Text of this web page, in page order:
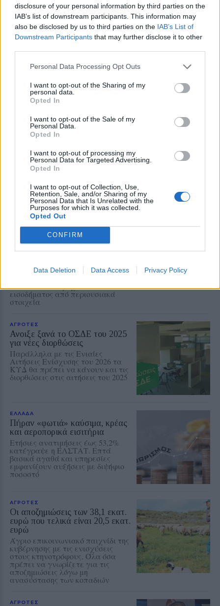
disclosure of your personal information by third parties on the
IAB’s list of downstream participants. This information may
also be disclosed by us to third parties on the IAB’s List of
Downstream Participants that may further disclose it to other
Personal Data Processing Opt Outs
I want to opt-out of the Sharing of my
personal data.
Opted In
I want to opt-out of the Sale of my
Personal Data.
Opted In
I want to opt-out of processing my
Personal Data for Targeted Advertising.
Opted In
I want to opt-out of Collection, Use,
Retention, Sale, and/or Sharing of my
Personal Data that Is Unrelated with the
Purposes for which it was collected.
Opted Out
CONFIRM
Data Deletion Data Access Privacy Policy
αιτήσεων
ΑΓΡΟΤΕΣ
Λέσβο
θανατώθηκαν ή πρόκειται να
θανατωθούν τις επόμενες ημέρες
ΡΕΠΟΡΤΑΖ ΑΓΟΡΑ
Πλημμύρισε από κόσμο η αγορά
Μουσική, προσφορές, δράσεις και
κεράσματα έδωσαν παλμό στο
κέντρο της πόλης – Μεγάλη ήταν η
συμμετοχή κατοίκων και
επισκεπτών
ΕΛΛΑΔΑ
Βουτιά έκανε το πραγματικό
εισόδημα των ελληνικών
νοικοκυριών
Μείωση 3,6% το πρώτο τρίμηνο του
21 χωρών μελών του ΟΟΣΑ.
κοινωνικών παροχών και του
εισοδήματος από περιουσιακά
στοιχεία
ΑΓΡΟΤΕΣ
Ανοιξε ξανά το ΟΣΔΕ του 2025
για νέες διορθώσεις
Παράλληλα με τις Ενιαίες
Αιτήσεις Ενίσχυσης του 2026 τα
ΚΥΔ θα πρέπει να κάνουν και τις
διορθώσεις στις αιτήσεις του 2025
ΕΛΛΑΔΑ
Πήραν «φωτιά» καύσιμα, κρέας
και αεροπορικά εισιτήρια
Ετήσιες ανατιμήσεις έως 53,2%
κατέγραψε η ΕΛΣΤΑΤ. Επτά
βασικά αγαθά και υπηρεσίες
εμφανίζουν αυξήσεις με διψήφιο
ποσοστό
ΑΓΡΟΤΕΣ
Οι αποζημιώσεις των 38,1 εκατ.
ευρώ που τελικά είναι 20,5 εκατ.
ευρώ
Άγριο επικοινωνιακό παιχνίδι της
κυβέρνησης με τις ενισχύσεις
στους κτηνοτρόφους. Όλα όσα
πρέπει να γνωρίζετε για τις
αποζημιώσεις λόγω μη
ανασύστασης των κοπαδιών
ΑΓΡΟΤΕΣ